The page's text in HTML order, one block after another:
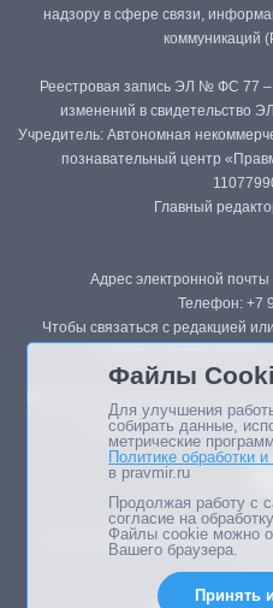
надзору в сфере связи,
коммуникаций
Реестровая запись ЭЛ № ФС 77 –
изменений в свидетельство
Учредитель: Автономная
познавательный центр
Главный
Адрес электронной почты
Телефон: +7
Чтобы связаться с редакцией
Републикация материалов сайта в
возможна только с
Мнение авторов статей
Файлы
Для улучшения
собирать данные,
метрические
Политике обработки
в pravmir.ru
Продолжая работу с
согласие на обработку
Файлы cookie можно
Вашего браузера.
Принять